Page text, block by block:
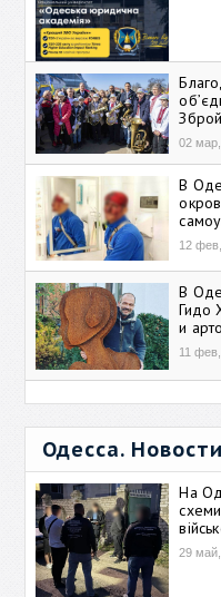
02
В
12
В
Гидо
и
11
Одесса. Новости
На
29